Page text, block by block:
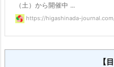
（土）から開催中 ...
https://higashinada-
【